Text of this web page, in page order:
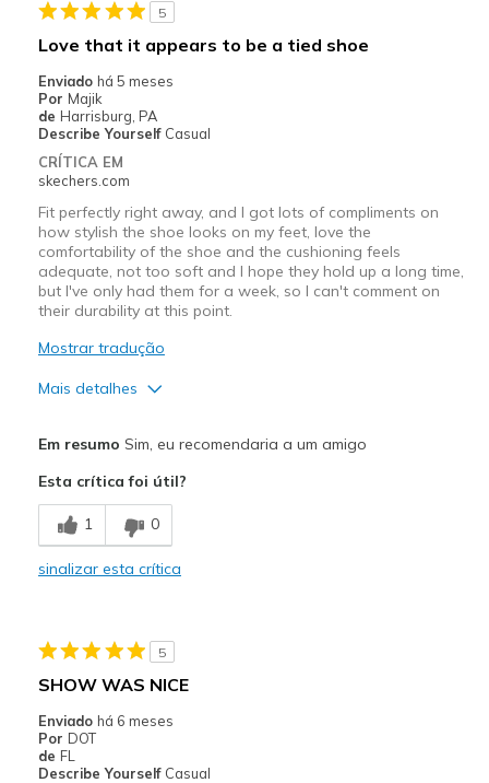
Need Break In
Melhores utilizações
Casual Wear
Special Occasions
Travel
Width
Feels true to width
Sizing
Feels true to size
5
Love that it appears to be a tied shoe
Enviado há 5 meses
Por Majik
de Harrisburg, PA
Describe Yourself Casual
CRÍTICA EM
skechers.com
Fit perfectly right away, and I got lots of compliments on
how stylish the shoe looks on my feet, love the
comfortability of the shoe and the cushioning feels
adequate, not too soft and I hope they hold up a long time,
but I've only had them for a week, so I can't comment on
their durability at this point.
Mostrar tradução
Mais detalhes
Breathe Well
Comfortable
Travel
Width
Sizing
View On Shoes
Shoes are for Wearing
Em resumo Sim, eu recomendaria a um amigo
Esta crítica foi útil?
1 0
sinalizar esta crítica
5
SHOW WAS NICE
Enviado há 6 meses
Por DOT
de FL
Describe Yourself Casual